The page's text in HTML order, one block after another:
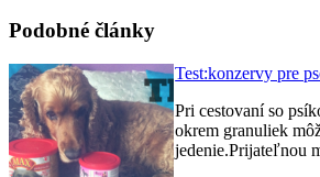
Podobné články
Test:konzervy pre
Pri cestovaní so
okrem granuliek
jedenie.Prijateľnou